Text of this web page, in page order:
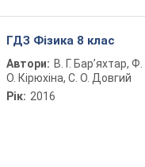
ГДЗ Фізика 8 клас
Автори: В. Г. Бар’яхтар,
О. Кірюхіна, С. О. Довгий
Рік: 2016